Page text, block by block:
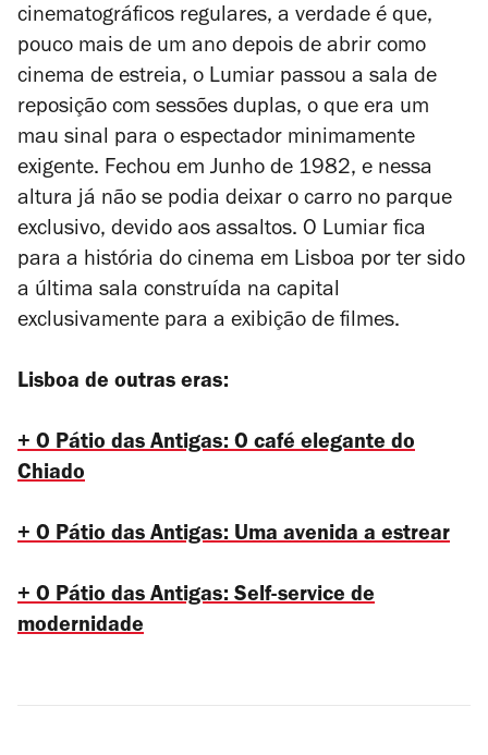
cinematográficos regulares, a verdade é que,
pouco mais de um ano depois de abrir como
cinema de estreia, o Lumiar passou a sala de
reposição com sessões duplas, o que era um
mau sinal para o espectador minimamente
exigente. Fechou em Junho de 1982, e nessa
altura já não se podia deixar o carro no parque
exclusivo, devido aos assaltos. O Lumiar fica
para a história do cinema em Lisboa por ter sido
a última sala construída na capital
exclusivamente para a exibição de filmes.
Lisboa de outras eras:
+ O Pátio das Antigas: O café elegante do
Chiado
+ O Pátio das Antigas: Uma avenida a estrear
+ OPátio das Antigas: Self-service de
modernidade